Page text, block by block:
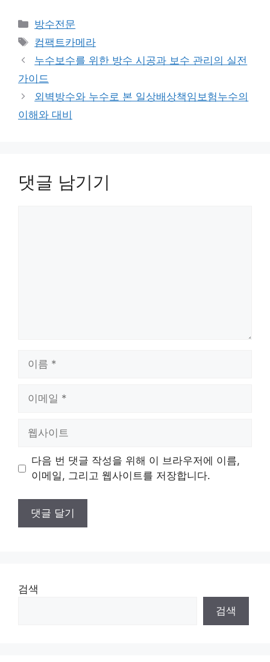
카
테
리
방수전문
태
그
컴팩트카메라
누수보수를 위한 방수 시공과 보수 관리의 실전
가이드
외벽방수와 누수로 본 일상배상책임보험누수의
이해와 대비
댓글 남기기
트
다음 번 댓글 작성을 위해 이 브라우저에 이름,
이메일, 그리고 웹사이트를 저장합니다.
검색
검색